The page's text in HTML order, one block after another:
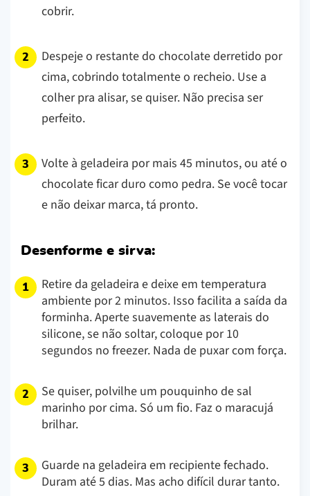
cobrir.
Despeje o restante do chocolate derretido por
cima, cobrindo totalmente o recheio. Use a
colher pra alisar, se quiser. Não precisa ser
perfeito.
Volte à geladeira por mais 45 minutos, ou até o
chocolate ficar duro como pedra. Se você tocar
e não deixar marca, tá pronto.
Desenforme e sirva:
Retire da geladeira e deixe em temperatura
ambiente por 2 minutos. Isso facilita a saída da
forminha. Aperte suavemente as laterais do
silicone, se não soltar, coloque por 10
segundos no freezer. Nada de puxar com força.
Se quiser, polvilhe um pouquinho de sal
marinho por cima. Só um fio. Faz o maracujá
brilhar.
Guarde na geladeira em recipiente fechado.
Duram até 5 dias. Mas acho difícil durar tanto.